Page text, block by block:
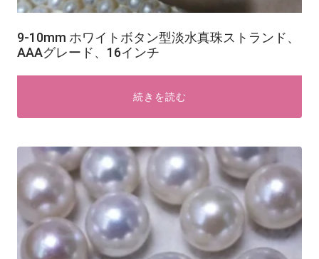
9-10mm ホワイトボタン型淡水真珠ストランド、
AAAグレード、16インチ
続きを読む